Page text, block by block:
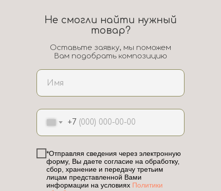
+7
*Отправляя сведения через электронную
форму, Вы даете согласие на обработку,
сбор, хранение и передачу третьим
лицам представленной Вами
информации на условиях Политики
Не смогли найти нужный
товар?
Оставьте заявку, мы поможем
Вам подобрать композицию